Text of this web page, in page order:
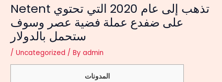
Netent تذهب إلى عام 2020 التي تحتوي
على ضفدع عملة فضية عصر وسوف
ستحمل بالدولار
/Uncategorized / Byadmin
المدونات